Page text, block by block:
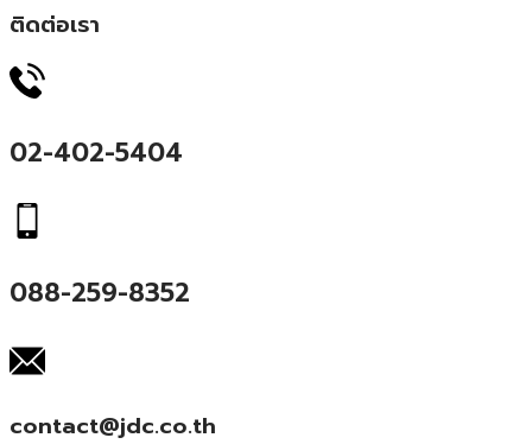
ติดต่อเรา
02-402-5404
088-259-8352
contact@jdc.co.th